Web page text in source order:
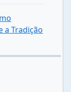
a Tradição